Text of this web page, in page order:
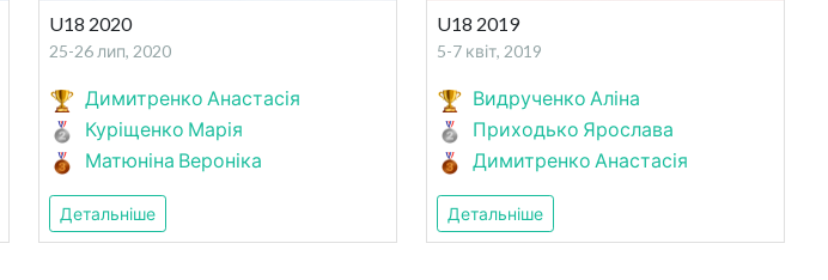
U18 2020
25-26 лип, 2020
Димитренко Анастасія
Куріщенко Марія
Матюніна Вероніка
Детальніше
U18 2019
5-7 квіт, 2019
Видрученко Аліна
Приходько Ярослава
Димитренко Анастасія
Детальніше